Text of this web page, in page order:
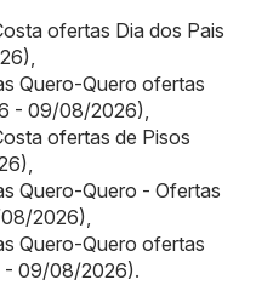
ofertas Dia dos Pais
Quero-Quero ofertas
- 09/08/2026)
ofertas de Pisos
Quero-Quero - Ofertas
2026)
Quero-Quero ofertas
- 09/08/2026).